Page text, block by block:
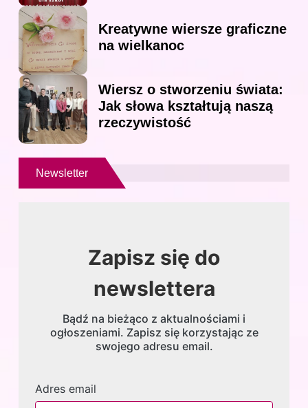
Kreatywne wiersze graficzne
na wielkanoc
Wiersz o stworzeniu świata:
Jak słowa kształtują naszą
rzeczywistość
Newsletter
Zapisz się do
newslettera
Bądź na bieżąco z aktualnościami i
ogłoszeniami. Zapisz się korzystając ze
swojego adresu email.
Adres email